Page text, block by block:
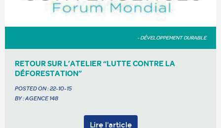
- DÉVELOPPEMENT DURABLE
RETOUR SUR L’ATELIER “LUTTE CONTRE LA
DÉFORESTATION”
POSTED ON :22-10-15
BY : AGENCE 148
Lire l'article